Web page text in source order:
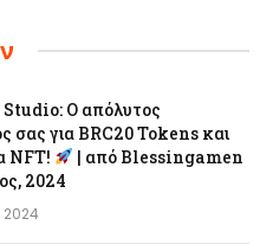
Ο απόλυτος
σας για BRC20 Tokens και
NFT!
| από Blessingamen
2024
2024